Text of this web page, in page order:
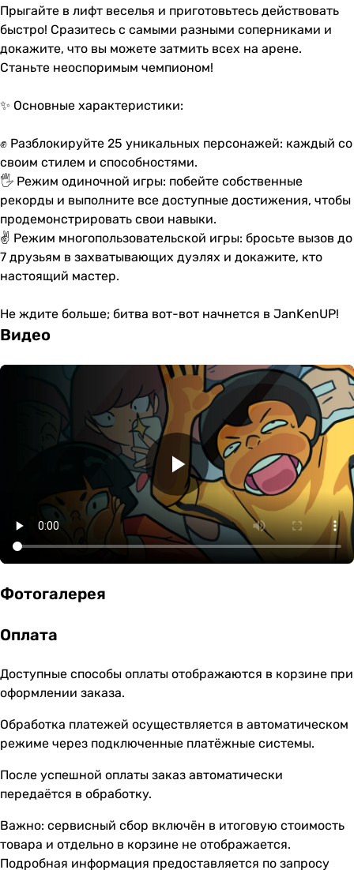
Прыгайте в лифт веселья и приготовьтесь действовать
быстро! Сразитесь с самыми разными соперниками и
докажите, что вы можете затмить всех на арене.
Станьте неоспоримым чемпионом!
✨ Основные характеристики:
✊ Разблокируйте 25 уникальных персонажей: каждый со
своим стилем и способностями.
🖐 Режим одиночной игры: побейте собственные
рекорды и выполните все доступные достижения, чтобы
продемонстрировать свои навыки.
✌ Режим многопользовательской игры: бросьте вызов до
7 друзьям в захватывающих дуэлях и докажите, кто
настоящий мастер.
Не ждите больше; битва вот-вот начнется в JanKenUP!
Видео
Фотогалерея
Оплата
Доступные способы оплаты отображаются в корзине при
оформлении заказа.
Обработка платежей осуществляется в автоматическом
режиме через подключенные платёжные системы.
После успешной оплаты заказ автоматически
передаётся в обработку.
Важно: сервисный сбор включён в итоговую стоимость
товара и отдельно в корзине не отображается.
Подробная информация предоставляется по запросу